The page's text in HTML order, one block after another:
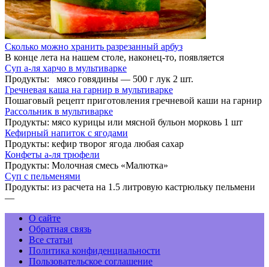
Сколько можно хранить разрезанный арбуз
В конце лета на нашем столе, наконец-то, появляется
Суп а-ля харчо в мультиварке
Продукты: мясо говядины — 500 г лук 2 шт.
Гречневая каша на гарнир в мультиварке
Пошаговый рецепт приготовления гречневой каши на гарнир
Рассольник в мультиварке
Продукты: мясо курицы или мясной бульон морковь 1 шт
Кефирный напиток с ягодами
Продукты: кефир творог ягода любая сахар
Конфеты а-ля трюфели
Продукты: Молочная смесь «Малютка»
Суп с пельменями
Продукты: из расчета на 1.5 литровую кастрюльку пельмени
—
О сайте
Обратная связь
Все статьи
Политика конфиденциальности
Пользовательское соглашение